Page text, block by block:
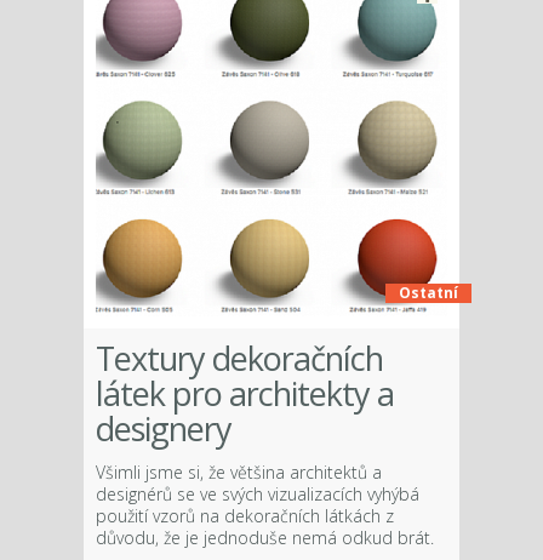
Ostatní
Textury dekoračních
látek pro architekty a
designery
Všimli jsme si, že většina architektů a
designérů se ve svých vizualizacích vyhýbá
použití vzorů na dekoračních látkách z
důvodu, že je jednoduše nemá odkud brát.